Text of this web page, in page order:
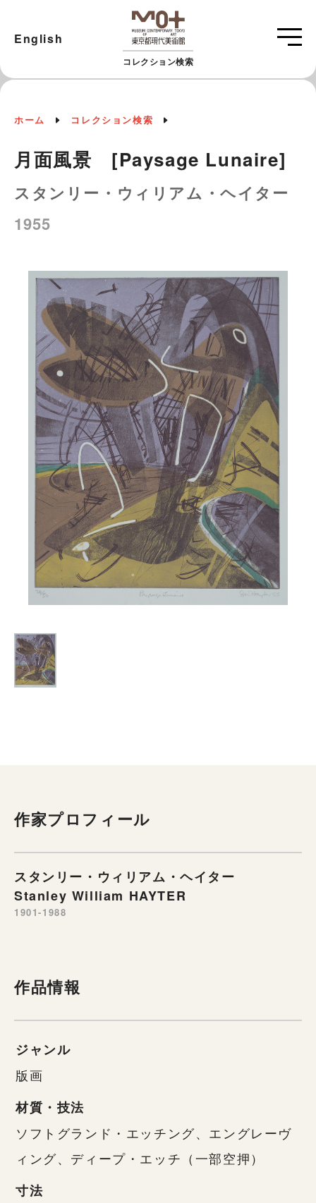
コレクション検索
English
ホーム コレクション検索
月面風景 [Paysage Lunaire]
スタンリー・ウィリアム・ヘイター
1955
作家プロフィール
スタンリー・ウィリアム・ヘイター
Stanley William HAYTER
1901-1988
作品情報
ジャンル
版画
材質・技法
ソフトグランド・エッチング、エングレーヴ
ィング、ディープ・エッチ（一部空押）
寸法